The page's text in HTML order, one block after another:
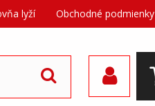
lyží Obchodné podmienky